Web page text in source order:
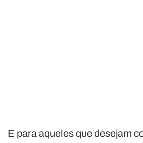
E para aqueles que desejam